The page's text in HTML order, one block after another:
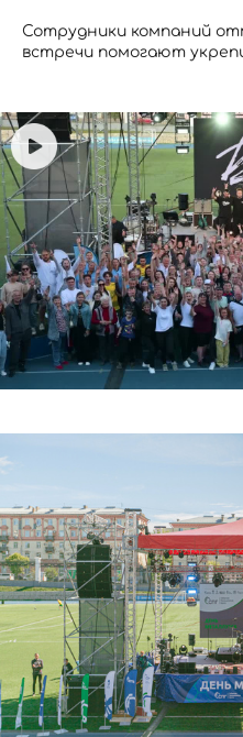
Сотрудники компаний
встречи помогают